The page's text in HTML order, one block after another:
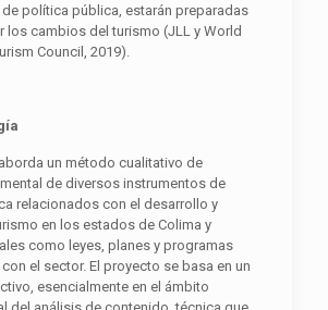
política pública, estarán preparadas
los cambios del turismo (JLL y World
Council, 2019).
un método cualitativo de
de diversos instrumentos de
relacionados con el desarrollo y
en los estados de Colima y
como leyes, planes y programas
el sector. El proyecto se basa en un
esencialmente en el ámbito